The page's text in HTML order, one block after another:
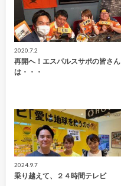
2020.7.2
再開へ！エスパルスサポの皆さん
は・・・
2024.9.7
乗り越えて、２４時間テレビ